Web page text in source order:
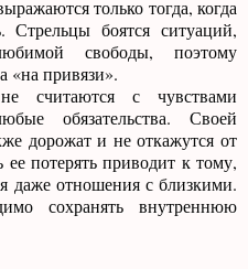
только тогда, когда
Стрельцы боятся ситуаций,
свободы, поэтому
«на привязи».
считаются с чувствами
обязательства. Своей
дорожат и не откажутся от
ее потерять приводит к тому,
даже отношения с близкими.
сохранять внутреннюю